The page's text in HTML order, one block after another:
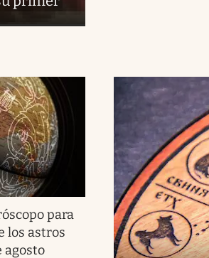
para
los astros
agosto